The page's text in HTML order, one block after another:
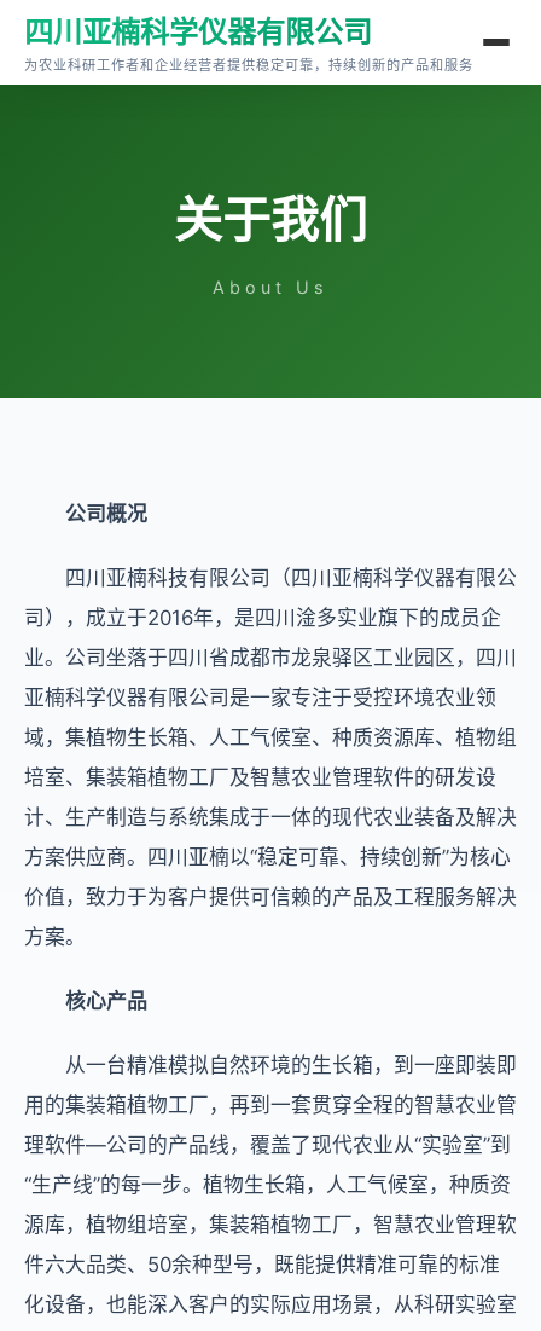
四川亚楠科学仪器有限公司
为农业科研工作者和企业经营者提供稳定可靠，持续创新的产品和服务
关于我们
About Us
公司概况
四川亚楠科技有限公司（四川亚楠科学仪器有限公
司）‌，成立于2016年，是四川淦多实业旗下的成员企
业。公司坐落于四川省成都市龙泉驿区工业园区，四川
亚楠科学仪器有限公司是一家专注于受控环境农业领
域，集植物生长箱、人工气候室、种质资源库、植物组
培室、集装箱植物工厂及智慧农业管理软件的研发设
计、生产制造与系统集成于一体的现代农业装备及解决
方案供应商。四川亚楠以“稳定可靠、持续创新”为核心
价值，致力于为客户提供可信赖的产品及工程服务解决
方案。
核心产品
从一台精准模拟自然环境的生长箱，到一座即装即
用的集装箱植物工厂，再到一套贯穿全程的智慧农业管
理软件—公司的产品线，覆盖了现代农业从“实验室”到
“生产线”的每一步。植物生长箱，人工气候室，种质资
源库，植物组培室，集装箱植物工厂，智慧农业管理软
件六大品类、50余种型号，既能提供精准可靠的标准
化设备，也能深入客户的实际应用场景，从科研实验室